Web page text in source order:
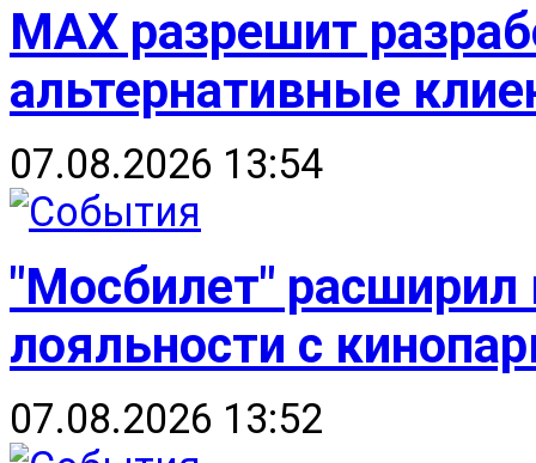
MAX разрешит
альтернативные
07.08.2026 13:54
"Мосбилет"
лояльности с
07.08.2026 13:52